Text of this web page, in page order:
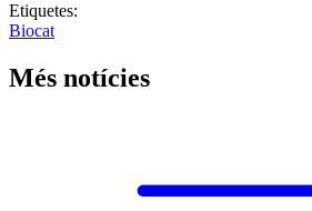
Etiquetes:
Biocat
Més notícies